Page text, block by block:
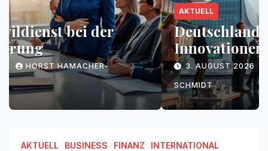
INTERNATIONAL
POLITIK
Mehr Auslandsaufträge für die
deutsche Industrie
7. AUGUST 2026 HORST HAMACHER-
SCHMIDT
AKTUELL BUSINESS FINANZ
INTERNATIONAL